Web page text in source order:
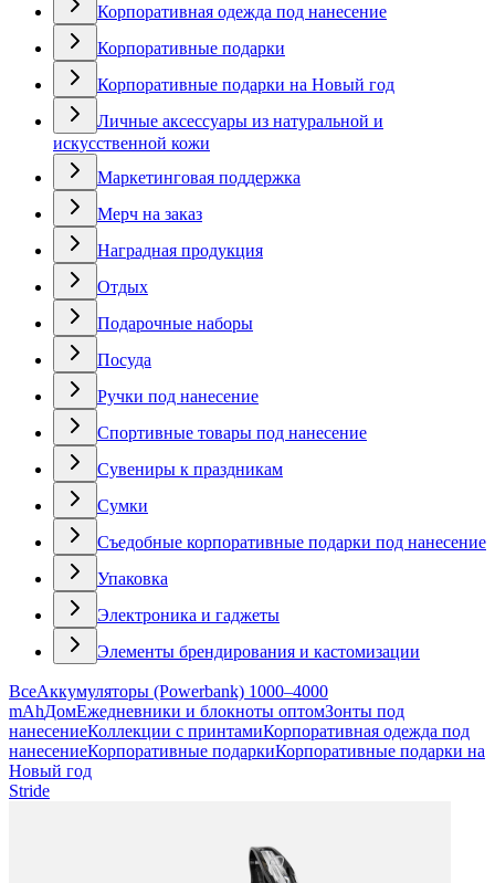
Корпоративная одежда под нанесение
Корпоративные подарки
Корпоративные подарки на Новый год
Личные аксессуары из натуральной и
искусственной кожи
Маркетинговая поддержка
Мерч на заказ
Наградная продукция
Отдых
Подарочные наборы
Посуда
Ручки под нанесение
Спортивные товары под нанесение
Сувениры к праздникам
Сумки
Съедобные корпоративные подарки под нанесение
Упаковка
Электроника и гаджеты
Элементы брендирования и кастомизации
ВсеАккумуляторы (Powerbank) 1000–4000
mAhДомЕжедневники и блокноты оптомЗонты под
нанесениеКоллекции с принтамиКорпоративная одежда под
нанесениеКорпоративные подаркиКорпоративные подарки на
Новый год
Stride